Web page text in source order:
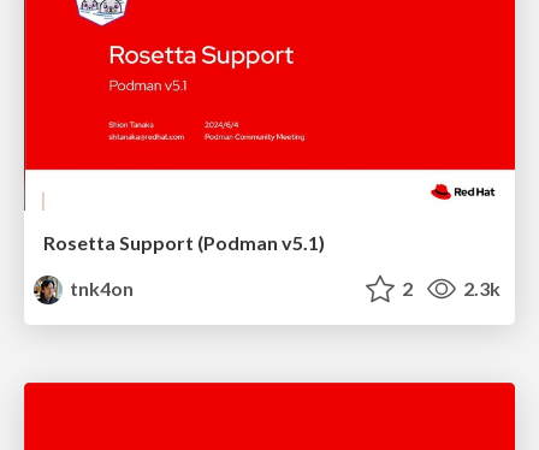
Rosetta Support (Podman v5.1)
tnk4on
2 2.3k